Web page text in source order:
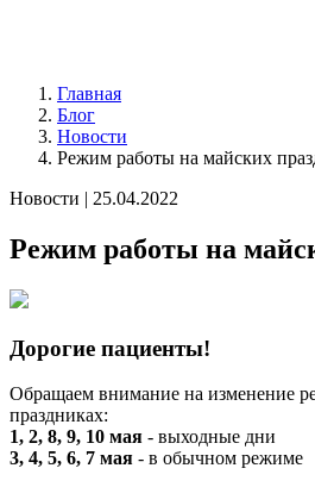
Главная
Блог
Новости
Режим работы на майских
Новости | 25.04.2022
Режим работы на
Дорогие пациенты!
Обращаем внимание на изменение
праздниках:
1, 2, 8, 9, 10 мая - выходные дни
3, 4, 5, 6, 7 мая - в обычном режиме